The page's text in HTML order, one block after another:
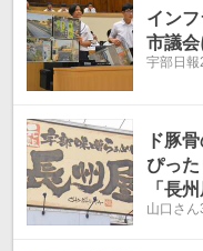
イン
市議会
宇部日報
ド豚
ぴっ
「長州
山口さん